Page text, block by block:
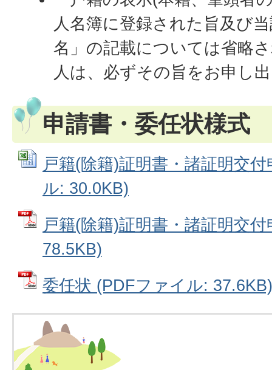
人名簿に登録された旨及び
名」の記載については省略
人は、必ずその旨をお申し
申請書・委任状様式
戸籍(除籍)証明書・諸証明交
ル: 30.0KB)
戸籍(除籍)証明書・諸証明交
78.5KB)
委任状 (PDFファイル: 37.6KB)